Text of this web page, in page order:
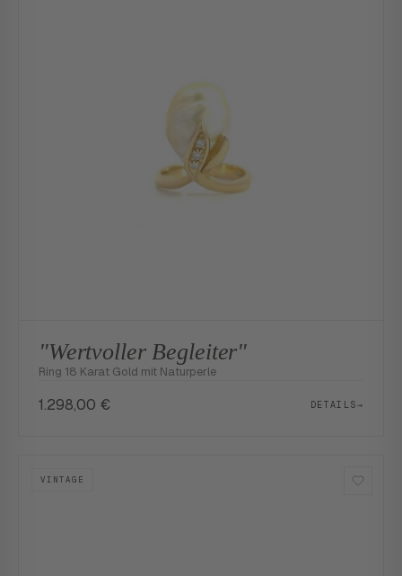
"Wertvoller Begleiter"
Ring 18 Karat Gold mit Naturperle
1.298,00 € DETAILS→
VINTAGE